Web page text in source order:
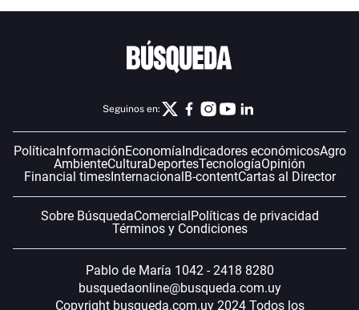
Seguinos en:
PolíticaInformaciónEconomíaIndicadores económicosAgro
AmbienteCulturaDeportesTecnologíaOpinión
Financial timesInternacionalB-contentCartas al Director
Sobre BúsquedaComercialPolíticas de privacidad
Términos y Condiciones
Pablo de María 1042 - 2418 8280
busquedaonline@busqueda.com.uy
Copyright busqueda.com.uy 2024 Todos los